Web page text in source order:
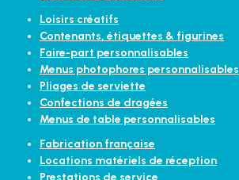
Loisirs créatifs
Contenants, étiquettes & figurines
Faire-part personnalisables
Menus photophores personnalisables
Pliages de serviette
Confections de dragées
Menus de table personnalisables
Fabrication française
Locations matériels de réception
Prestations de service